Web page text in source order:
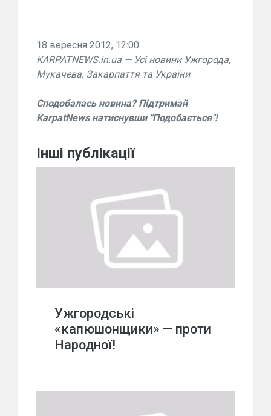
18 вересня 2012, 12:00
KARPATNEWS.in.ua — Усі новини Ужгорода,
Мукачева, Закарпаття та України
Сподобалась новина? Підтримай
KarpatNews натиснувши "Подобається"!
Інші публікації
Ужгородські
«капюшонщики» — проти
Народної!